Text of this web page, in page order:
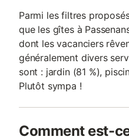
Parmi les filtres
que les gîtes à
dont les vacanciers
généralement divers
sont : jardin (81 %),
Plutôt sympa !
Comment est-